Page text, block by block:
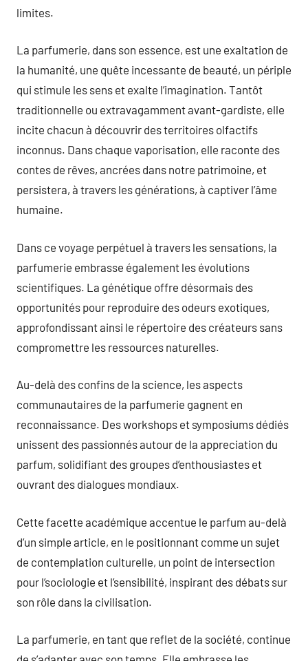
limites.
La parfumerie, dans son essence, est une exaltation de
la humanité, une quête incessante de beauté, un périple
qui stimule les sens et exalte l’imagination. Tantôt
traditionnelle ou extravagamment avant-gardiste, elle
incite chacun à découvrir des territoires olfactifs
inconnus. Dans chaque vaporisation, elle raconte des
contes de rêves, ancrées dans notre patrimoine, et
persistera, à travers les générations, à captiver l’âme
humaine.
Dans ce voyage perpétuel à travers les sensations, la
parfumerie embrasse également les évolutions
scientifiques. La génétique offre désormais des
opportunités pour reproduire des odeurs exotiques,
approfondissant ainsi le répertoire des créateurs sans
compromettre les ressources naturelles.
Au-delà des confins de la science, les aspects
communautaires de la parfumerie gagnent en
reconnaissance. Des workshops et symposiums dédiés
unissent des passionnés autour de la appreciation du
parfum, solidifiant des groupes d’enthousiastes et
ouvrant des dialogues mondiaux.
Cette facette académique accentue le parfum au-delà
d’un simple article, en le positionnant comme un sujet
de contemplation culturelle, un point de intersection
pour l’sociologie et l’sensibilité, inspirant des débats sur
son rôle dans la civilisation.
La parfumerie, en tant que reflet de la société, continue